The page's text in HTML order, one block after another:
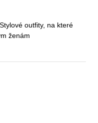
outfity, na které
ženám